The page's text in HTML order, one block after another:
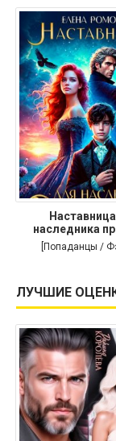
наследника
[Попаданцы /
ЛУЧШИЕ